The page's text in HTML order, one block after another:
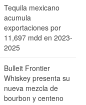
Tequila mexicano
acumula
exportaciones por
11,697 mdd en 2023-
2025
Bulleit Frontier
Whiskey presenta su
nueva mezcla de
bourbon y centeno